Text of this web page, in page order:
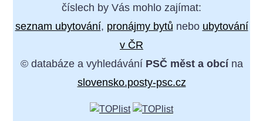
číslech by Vás mohlo zajímat:
seznam ubytování, pronájmy bytů nebo ubytování
v ČR
© databáze a vyhledávání PSČ měst a obcína
slovensko.posty-psc.cz